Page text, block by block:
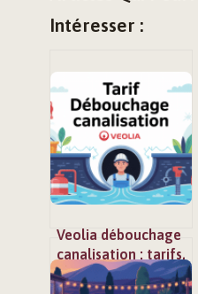
Intéresser :
Veolia débouchage
canalisation : tarifs,
options et